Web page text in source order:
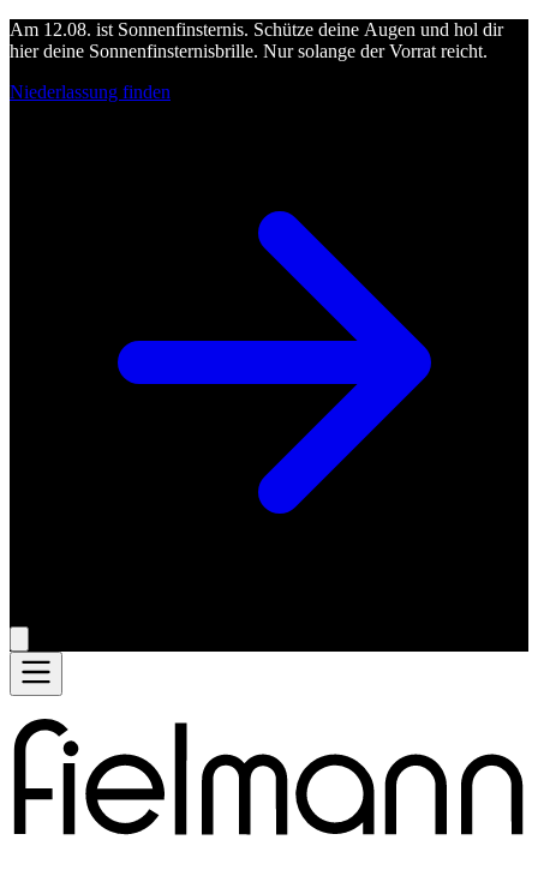
Am 12.08. ist Sonnenfinsternis. Schütze deine Augen und hol dir
hier deine Sonnenfinsternisbrille. Nur solange der Vorrat reicht.
Niederlassung finden